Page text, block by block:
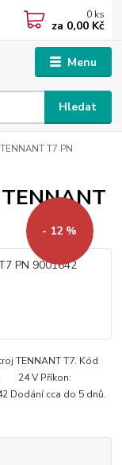
Menu
Hledat
0 ks
za 0,00 Kč
T7 PN
- 12 %
TENNANT T7. Kód
24 V Příkon:
Dodání cca do 5 dnů.